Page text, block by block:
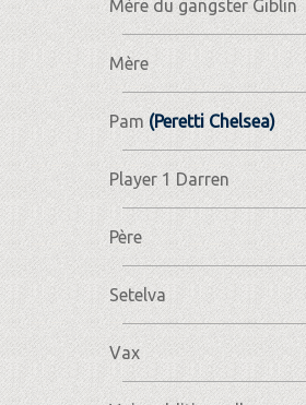
Mère du gangster Giblin
Mère
Pam (Peretti Chelsea)
Player 1 Darren
Père
Setelva
Vax